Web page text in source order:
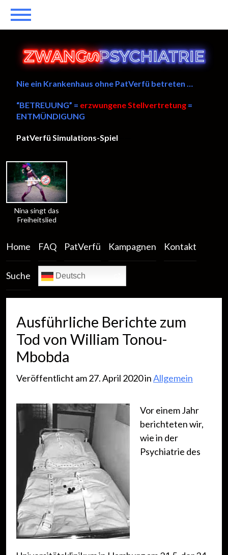
Nina singt das
Freiheitslied
Nie ein Krankenhaus ohne PatVerfü betreten …
“BETREUUNG” = erzwungene Stellvertretung =
ENTMÜNDIGUNG
PatVerfü Simulations-Spiel
Home FAQ PatVerfü Kampagnen Kontakt
Suche Deutsch
Ausführliche Berichte zum
Tod von William Tonou-
Mbobda
Veröffentlicht am 27. April 2020 inAllgemein
Vor einem Jahr
berichteten wir,
wie in der
Psychiatrie des